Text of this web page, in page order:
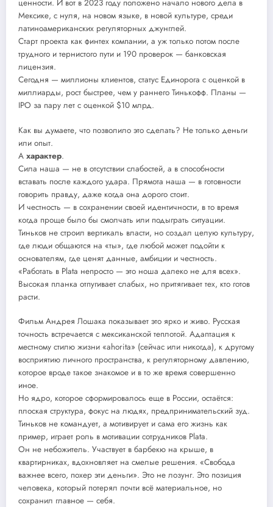
ценности. И вот в 2023 году положено начало нового дела в
Мексике, с нуля, на новом языке, в новой культуре, среди
латиноамериканских регуляторных джунглей.
Старт проекта как финтех компании, а уж только потом после
трудного и тернистого пути и 190 проверок — банковская
лицензия.
Сегодня — миллионы клиентов, статус Единорога с оценкой в
миллиарды, рост быстрее, чем у раннего Тинькофф. Планы —
IPO за пару лет с оценкой $10 млрд.
Как вы думаете, что позволило это сделать? Не только деньги
или опыт.
А характер.
Сила наша — не в отсутствии слабостей, а в способности
вставать после каждого удара. Прямота наша — в готовности
говорить правду, даже когда она дорого стоит.
И честность — в сохранении своей идентичности, в то время
когда проще было бы смолчать или подыграть ситуации.
Тиньков не строил вертикаль власти, но создал целую культуру,
где люди общаются на «ты», где любой может подойти к
основателям, где ценят данные, амбиции и честность.
«Работать в Plata непросто — это ноша далеко не для всех».
Высокая планка отпугивает слабых, но притягивает тех, кто готов
расти.
Фильм Андрея Лошака показывает это ярко и живо. Русская
точность встречается с мексиканской теплотой. Адаптация к
местному стилю жизни «ahorita» (сейчас или никогда), к другому
восприятию личного пространства, к регуляторному давлению,
которое вроде такое знакомое и в то же время совершенно
иное.
Но ядро, которое сформировалось еще в России, остаётся:
плоская структура, фокус на людях, предпринимательский зуд.
Тиньков не командует, а мотивирует и сама его жизнь как
пример, играет роль в мотивации сотрудников Plata.
Он не небожитель. Участвует в барбекю на крыше, в
квартирниках, вдохновляет на смелые решения. «Свобода
важнее всего, похер эти деньги». Это не лозунг. Это позиция
человека, который потерял почти всё материальное, но
сохранил главное — себя.